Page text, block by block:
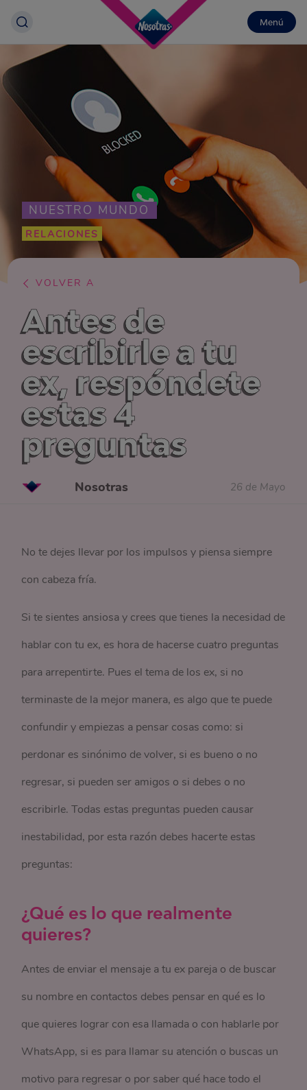
Menú
NUESTRO MUNDO
RELACIONES
VOLVER A
Antes de
escribirle a tu
ex, respóndete
estas 4
preguntas
Nosotras 26 de Mayo
No te dejes llevar por los impulsos y piensa siempre
con cabeza fría.
Si te sientes ansiosa y crees que tienes la necesidad de
hablar con tu ex, es hora de hacerse cuatro preguntas
para arrepentirte. Pues el tema de los ex, si no
terminaste de la mejor manera, es algo que te puede
confundir y empiezas a pensar cosas como: si
perdonar es sinónimo de volver, si es bueno o no
regresar, si pueden ser amigos o si debes o no
escribirle. Todas estas preguntas pueden causar
inestabilidad, por esta razón debes hacerte estas
preguntas:
¿Qué es lo que realmente
quieres?
Antes de enviar el mensaje a tu ex pareja o de buscar
su nombre en contactos debes pensar en qué es lo
que quieres lograr con esa llamada o con hablarle por
WhatsApp, si es para llamar su atención o buscas un
motivo para regresar o por saber qué hace todo el